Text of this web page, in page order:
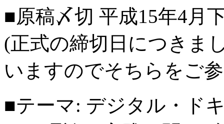
■原稿〆切 平成15年4月
(正式の締切日につきま
いますのでそちらをご
■テーマ: デジタル・ド